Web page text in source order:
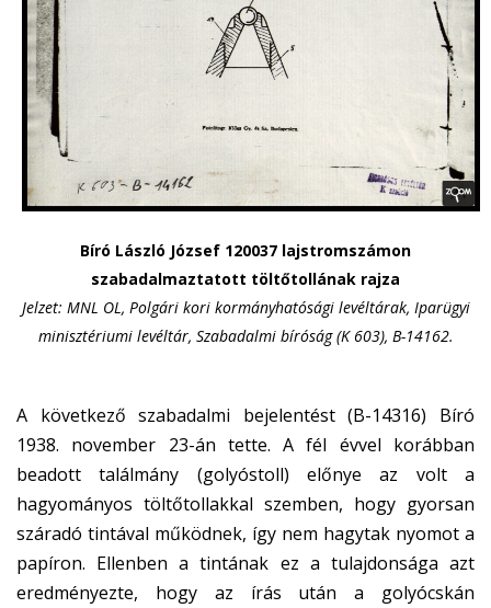
Bíró László József 120037 lajstromszámon
szabadalmaztatott töltőtollának rajza
Jelzet: MNL OL, Polgári kori kormányhatósági levéltárak, Iparügyi
minisztériumi levéltár, Szabadalmi bíróság (K 603), B-14162.
A következő szabadalmi bejelentést (B-14316) Bíró
1938. november 23-án tette. A fél évvel korábban
beadott találmány (golyóstoll) előnye az volt a
hagyományos töltőtollakkal szemben, hogy gyorsan
száradó tintával működnek, így nem hagytak nyomot a
papíron. Ellenben a tintának ez a tulajdonsága azt
eredményezte, hogy az írás után a golyócskán